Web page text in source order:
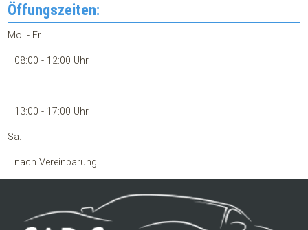
Öffungszeiten:
Mo. - Fr.
08:00 - 12:00 Uhr
13:00 - 17:00 Uhr
Sa.
nach Vereinbarung